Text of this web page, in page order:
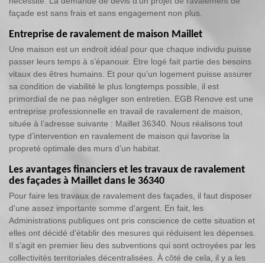
façade est sans frais et sans engagement non plus.
Entreprise de ravalement de maison Maillet
Une maison est un endroit idéal pour que chaque individu puisse
passer leurs temps à s’épanouir. Etre logé fait partie des besoins
vitaux des êtres humains. Et pour qu’un logement puisse assurer
sa condition de viabilité le plus longtemps possible, il est
primordial de ne pas négliger son entretien. EGB Renove est une
entreprise professionnelle en travail de ravalement de maison,
située à l’adresse suivante : Maillet 36340. Nous réalisons tout
type d’intervention en ravalement de maison qui favorise la
propreté optimale des murs d’un habitat.
Les avantages financiers et les travaux de ravalement
des façades à Maillet dans le 36340
Pour faire les travaux de ravalement des façades, il faut disposer
d'une assez importante somme d'argent. En fait, les
Administrations publiques ont pris conscience de cette situation et
elles ont décidé d'établir des mesures qui réduisent les dépenses.
Il s'agit en premier lieu des subventions qui sont octroyées par les
collectivités territoriales décentralisées. À côté de cela, il y a les